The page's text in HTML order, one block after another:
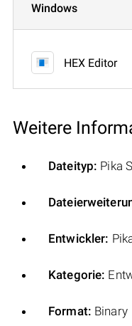
Windows
HEX Editor
Weitere
Dateityp: Pika
Entwickler:
Kategorie:
Format: Binary